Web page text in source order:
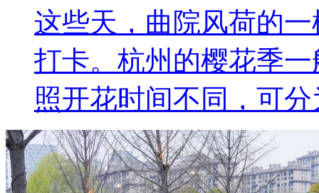
这些天，曲院风荷的
打卡。杭州的樱花季
照开花时间不同，可